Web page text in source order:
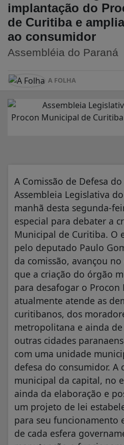
implantação do
de Curitiba e
ao consumidor
Assembléia do Paraná
A FOLHA
A Comissão de Defesa
Assembleia Legislativa
manhã desta segunda-
especial para debater a
Municipal de Curitiba. O
pelo deputado Paulo
da comissão, avançou
que a criação do órgão
para desafogar o Procon
atualmente atende as
curitibanos, dos
metropolitana e ainda
outras cidades
com uma unidade
defesa do consumidor. A
municipal da capital, no
ainda da elaboração e
um projeto de lei
para seu funcionamento
de cada esfera